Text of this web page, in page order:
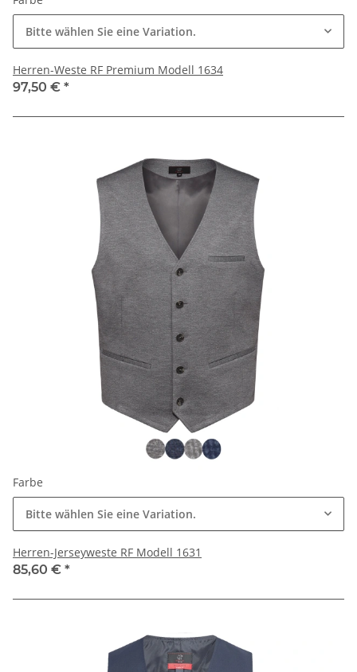
Bitte wählen Sie eine Variation.
Herren-Weste RF Premium Modell 1634
97,50 € *
Farbe
Bitte wählen Sie eine Variation.
Herren-Jerseyweste RF Modell 1631
85,60 € *